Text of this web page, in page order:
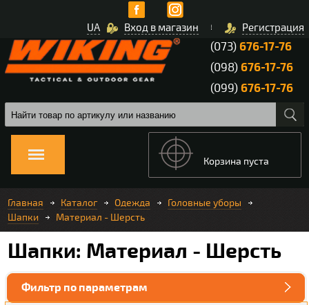
Вход в магазин Регистрация
UA
(073)676-17-76
(098)676-17-76
(099)676-17-76
Корзина пуста
Главная Каталог Одежда
Головные уборы
Шапки
Материал - Шерсть
Шапки: Материал - Шерсть
Фильтр по параметрам